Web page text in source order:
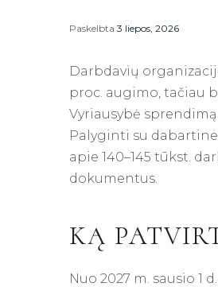
Paskelbta 3 liepos, 2026
Darbdavių
proc. augimo, tačiau
Vyriausybė
Palyginti su dabartine
apie 140–145 tūkst.
dokumentus.
KĄ
Nuo 2027 m. sausio 1